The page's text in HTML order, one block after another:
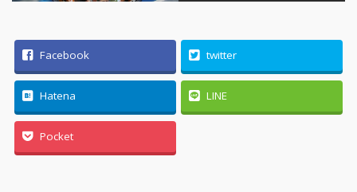
Facebook twitter
Hatena LINE
Pocket